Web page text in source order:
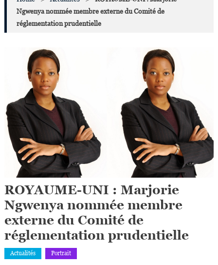
Ngwenya nommée membre externe du Comité de
réglementation prudentielle
ROYAUME-UNI : Marjorie
Ngwenya nommée membre
externe du Comité de
réglementation prudentielle
Actualités Portrait